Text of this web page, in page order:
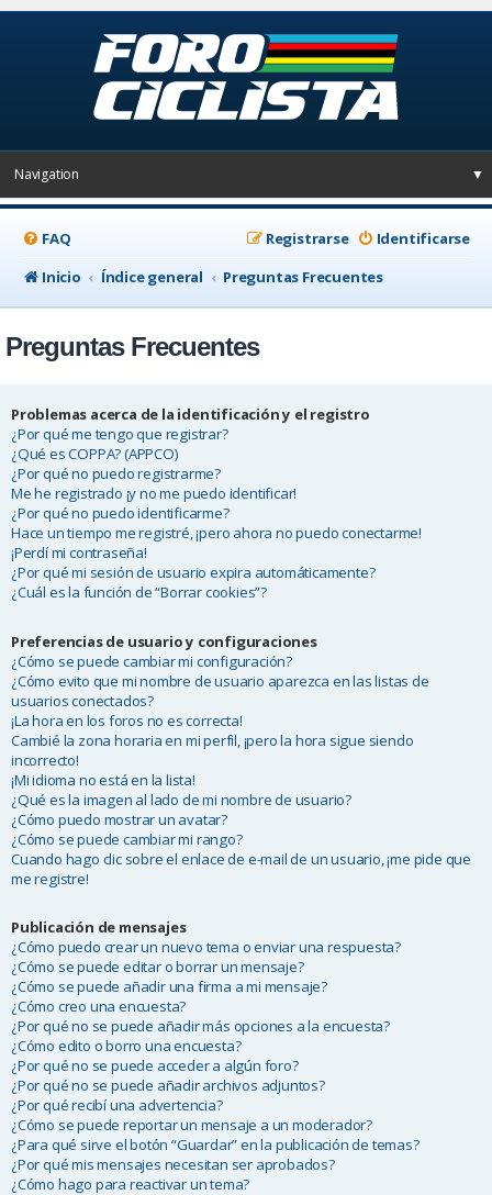
Navigation ▼
FAQ Identificarse
Registrarse
Inicio
Índice general Preguntas Frecuentes
Preguntas Frecuentes
Problemas acerca de la identificación y el registro
¿Por qué me tengo que registrar?
¿Qué es COPPA? (APPCO)
¿Por qué no puedo registrarme?
Me he registrado ¡y no me puedo identificar!
¿Por qué no puedo identificarme?
Hace un tiempo me registré, ¡pero ahora no puedo conectarme!
¡Perdí mi contraseña!
¿Por qué mi sesión de usuario expira automáticamente?
¿Cuál es la función de “Borrar cookies”?
Preferencias de usuario y configuraciones
¿Cómo se puede cambiar mi configuración?
¿Cómo evito que mi nombre de usuario aparezca en las listas de
usuarios conectados?
¡La hora en los foros no es correcta!
Cambié la zona horaria en mi perfil, ¡pero la hora sigue siendo
incorrecto!
¡Mi idioma no está en la lista!
¿Qué es la imagen al lado de mi nombre de usuario?
¿Cómo puedo mostrar un avatar?
¿Cómo se puede cambiar mi rango?
Cuando hago clic sobre el enlace de e-mail de un usuario, ¡me pide que
me registre!
Publicación de mensajes
¿Cómo puedo crear un nuevo tema o enviar una respuesta?
¿Cómo se puede editar o borrar un mensaje?
¿Cómo se puede añadir una firma a mi mensaje?
¿Cómo creo una encuesta?
¿Por qué no se puede añadir más opciones a la encuesta?
¿Cómo edito o borro una encuesta?
¿Por qué no se puede acceder a algún foro?
¿Por qué no se puede añadir archivos adjuntos?
¿Por qué recibí una advertencia?
¿Cómo se puede reportar un mensaje a un moderador?
¿Para qué sirve el botón “Guardar” en la publicación de temas?
¿Por qué mis mensajes necesitan ser aprobados?
¿Cómo hago para reactivar un tema?